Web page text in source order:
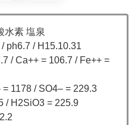
水素 塩泉
ph6.7 / H15.10.31
/ Ca++ = 106.7 / Fe++ =
= 1178 / SO4– = 229.3
/ H2SiO3 = 225.9